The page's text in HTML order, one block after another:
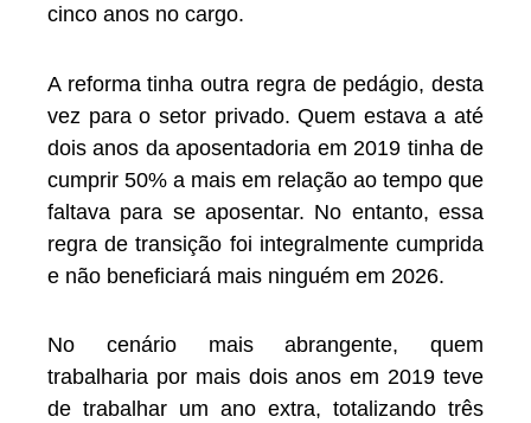
cinco anos no cargo.
A reforma tinha outra regra de pedágio, desta
vez para o setor privado. Quem estava a até
dois anos da aposentadoria em 2019 tinha de
cumprir 50% a mais em relação ao tempo que
faltava para se aposentar. No entanto, essa
regra de transição foi integralmente cumprida
e não beneficiará mais ninguém em 2026.
No cenário mais abrangente, quem
trabalharia por mais dois anos em 2019 teve
de trabalhar um ano extra, totalizando três